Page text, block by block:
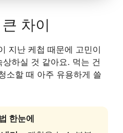
차이
지난 케첩 때문에 고민이
하실 것 같아요. 먹는 건
소할 때 아주 유용하게 쓸
한눈에